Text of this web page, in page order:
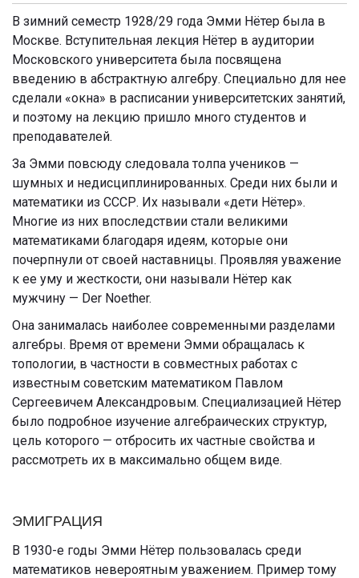
В зимний семестр 1928/29 года Эмми Нётер была в
Москве. Вступительная лекция Нётер в аудитории
Московского университета была посвящена
введению в абстрактную алгебру. Специально для нее
сделали «окна» в расписании университетских занятий,
и поэтому на лекцию пришло много студентов и
преподавателей.
За Эмми повсюду следовала толпа учеников —
шумных и недисциплинированных. Среди них были и
математики из СССР. Их называли «дети Нётер».
Многие из них впоследствии стали великими
математиками благодаря идеям, которые они
почерпнули от своей наставницы. Проявляя уважение
к ее уму и жесткости, они называли Нётер как
мужчину — Der Noether.
Она занималась наиболее современными разделами
алгебры. Время от времени Эмми обращалась к
топологии, в частности в совместных работах с
известным советским математиком Павлом
Сергеевичем Александровым. Специализацией Нётер
было подробное изучение алгебраических структур,
цель которого — отбросить их частные свойства и
рассмотреть их в максимально общем виде.
ЭМИГРАЦИЯ
В 1930-е годы Эмми Нётер пользовалась среди
математиков невероятным уважением. Пример тому